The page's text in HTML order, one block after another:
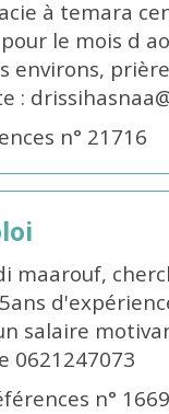
à temara
le mois d
environs,
:
n° 21716
maarouf,
salaire
0621247073
n°